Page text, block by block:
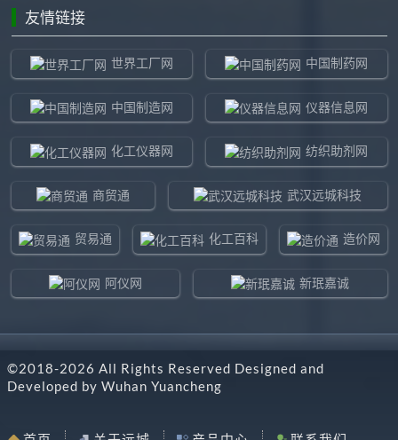
友情链接
世界工厂网 中国制药网
中国制造网 仪器信息网
化工仪器网 纺织助剂网
商贸通 武汉远城科技
贸易通 化工百科 造价网
阿仪网 新珉嘉诚
东北制造网 药智通
©2018-2026 All Rights Reserved Designed and
Developed by Wuhan Yuancheng